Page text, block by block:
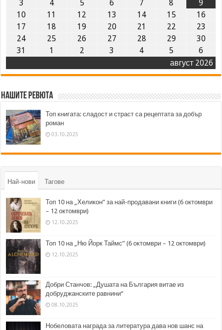
август 2026
3 4 5 6 7 8
9
10
11 12 13 14 15
16
17
18 19 20 21 22
23
24
25 26 27 28 29
30
31
1 2 3 4 5 6
Нашите ревюта
Топ книгата: сладост и страст са рецептата за добър
роман
03.10.2025
Най-нови Тагове
Топ 10 на „Хеликон” за най-продавани книги (6 октомври
– 12 октомври)
12.10.2025
Топ 10 на „Ню Йорк Таймс” (6 октомври – 12 октомври)
12.10.2025
Добри Станчов: „Душата на България витае из
добруджанските равнини“
08.10.2025
Нобеловата награда за литература дава нов шанс на